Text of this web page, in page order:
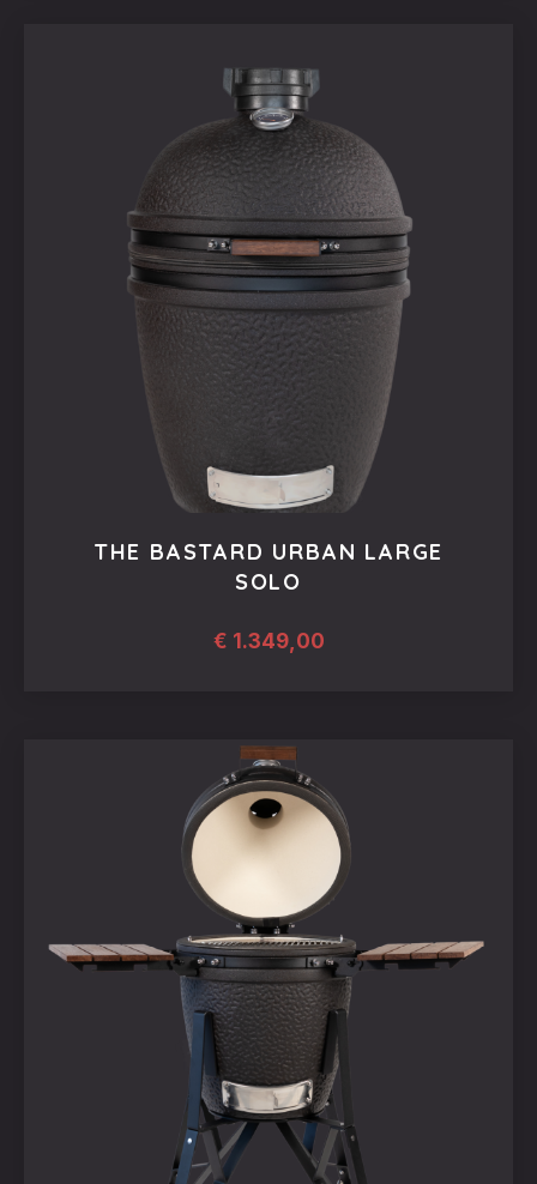
THE BASTARD URBAN LARGE
SOLO
€ 1.349,00